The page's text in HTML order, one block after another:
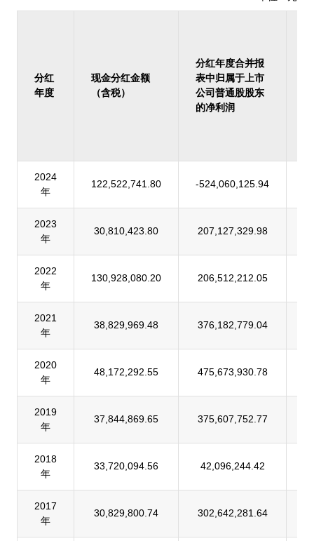
分红
年度
现金分红金额
（含税）
分红年度合并报
表中归属于上市
公司普通股股东
的净利润
2024
年
122,522,741.80 -524,060,125.94
2023
年
30,810,423.80 207,127,329.98
2022
年
130,928,080.20 206,512,212.05
2021
年
38,829,969.48 376,182,779.04
2020
年
48,172,292.55 475,673,930.78
2019
年
37,844,869.65 375,607,752.77
2018
年
33,720,094.56 42,096,244.42
2017
年
30,829,800.74 302,642,281.64